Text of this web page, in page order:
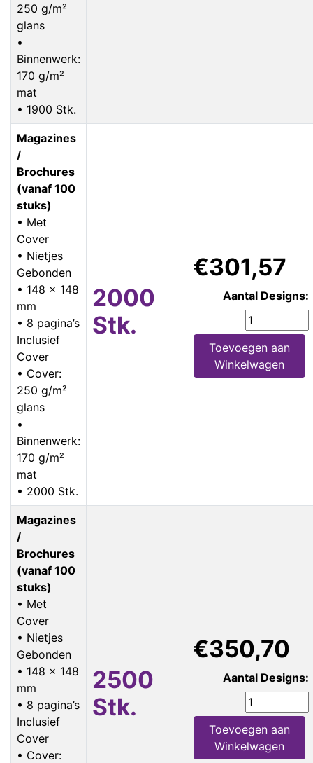
250 g/m²
glans
•
Binnenwerk:
170 g/m²
mat
• 1900 Stk.
Magazines
/
Brochures
(vanaf 100
stuks)
• Met
Cover
• Nietjes
Gebonden
• 148 x 148
mm
• 8 pagina’s
Inclusief
Cover
• Cover:
250 g/m²
glans
•
Binnenwerk:
170 g/m²
mat
• 2000 Stk.
2000
Stk.
€301,57
Aantal Designs:
Toevoegen aan
Winkelwagen
Magazines
/
Brochures
(vanaf 100
stuks)
• Met
Cover
• Nietjes
Gebonden
• 148 x 148
mm
• 8 pagina’s
Inclusief
Cover
• Cover:
2500
Stk.
€350,70
Aantal Designs:
Toevoegen aan
Winkelwagen